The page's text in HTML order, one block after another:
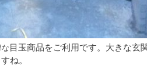
目玉商品をご利用です。大きな玄
ね。